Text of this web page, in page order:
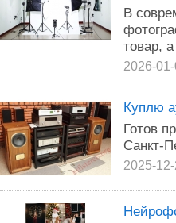
В
товар,
2026-
Куплю
Готов
Санкт-
2025-